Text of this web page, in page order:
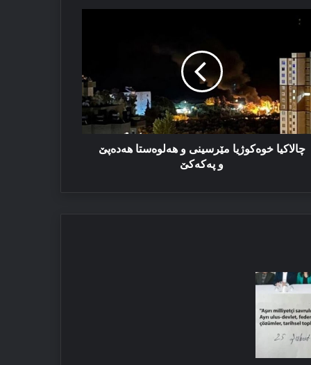
دا
چالاکیا خوەکوژیا مێرسینی و هەلوەستا هەدەپێ
و پەکەکێ